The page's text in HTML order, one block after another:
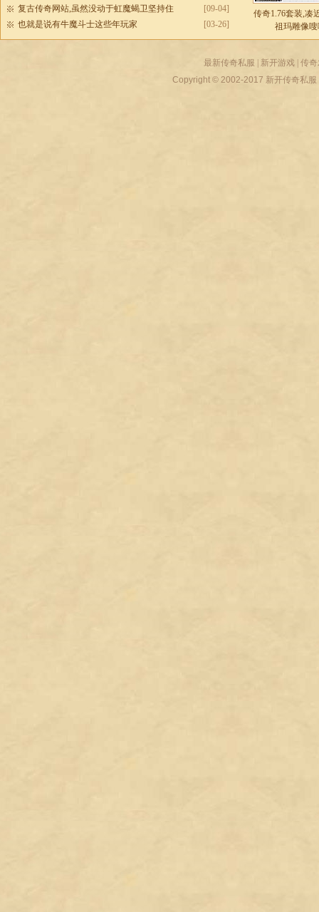
[09-04]
复古传奇网站,虽然没动于虹魔蝎卫坚持住
[03-26]
也就是说有牛魔斗士这些年玩家
传奇1.76套装,凑
祖玛雕像
最新传奇私服 新开游戏 传
Copyright © 2002-2017 新开传奇私服